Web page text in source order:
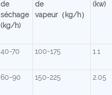
de
séchage
(kg/h)
de
vapeur（kg/h）
(kw)
40-70 100-175 1.1
60-90 150-225 2.05